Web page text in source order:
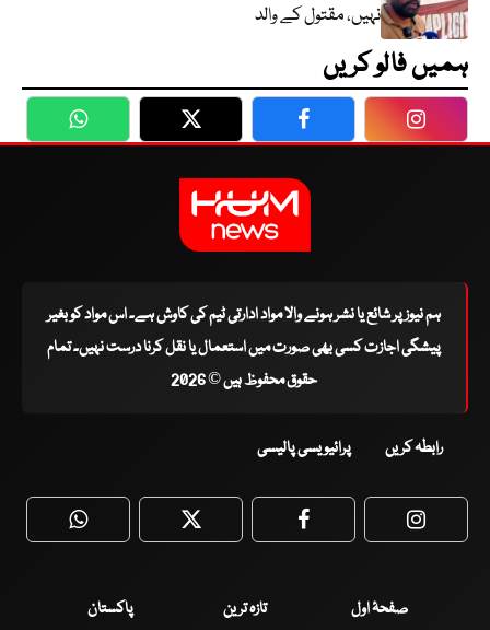
نہیں، مقتول کے والد
ہمیں فالو کریں
WhatsApp Twitter Facebook
ہم نیوز پر شائع یا نشر ہونے والا مواد ادارتی ٹیم کی کاوش ہے۔ اس مواد کو بغیر
پیشگی اجازت کسی بھی صورت میں استعمال یا نقل کرنا درست نہیں۔ تمام
حقوق محفوظ ہیں © 2026
رابطہ کریں پرائیویسی پالیسی
WhatsApp Twitter Facebook
صفحۂ اول تازہ ترین
پاکستان